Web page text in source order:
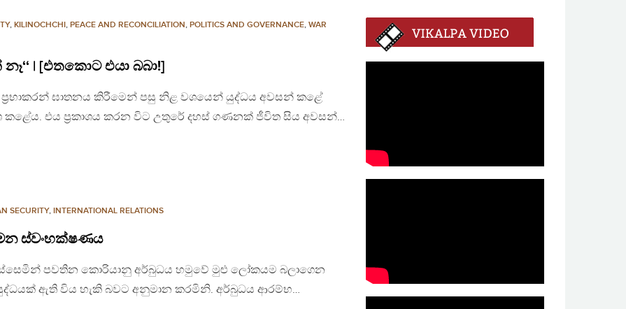
, KILINOCHCHI, PEACE AND RECONCILIATION, POLITICS AND GOVERNANCE, WAR
| [එතකොට එයා බබා!]
ප්‍රභාකරන් ඝාතනය කිරීමෙන් පසු නිළ වශයෙන් යුද්ධය අවසන් කළේ
කළේය. එය ප්‍රකාශය කරන විට උතුරේ දහස් ගණනක් ජීවිත සිය අවසන්…
SECURITY, INTERNATIONAL RELATIONS
ස්වංභක්ෂණය
පවතින කොරියානු අර්බුධය හමුවේ මුළු ලෝකයම බලාගෙන
ඇති විය හැකි බවට අනුමාන කරමිනි. අර්බුධය ආරම්භ…